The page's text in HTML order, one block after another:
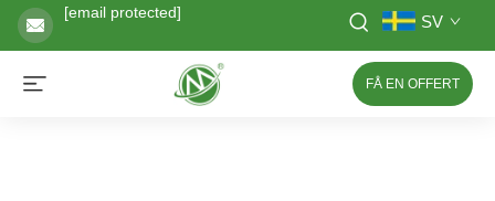
[email protected] SV
FÅ EN OFFERT